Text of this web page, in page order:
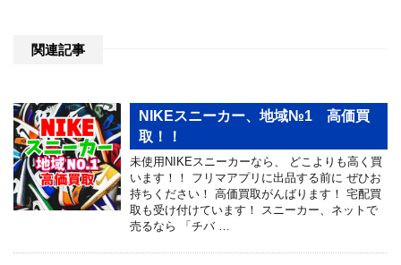
関連記事
NIKEスニーカー、地域№1 高価買
取！！
未使用NIKEスニーカーなら、 どこよりも高く買
います！！ フリマアプリに出品する前に ぜひお
持ちください！ 高価買取がんばります！ 宅配買
取も受け付けています！ スニーカー、ネットで
売るなら 「チバ …